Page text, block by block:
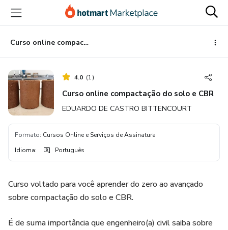
para
conteúdo
principal
para
pagamento
para
rodapé
Curso online compactação do solo e CBR
4.0 (1)
Curso online compactação do solo e CBR
EDUARDO DE CASTRO BITTENCOURT
Formato: Cursos Online e Serviços de Assinatura
Idioma: Português
Curso voltado para você aprender do zero ao avançado
sobre compactação do solo e CBR.
É de suma importância que engenheiro(a) civil saiba sobre